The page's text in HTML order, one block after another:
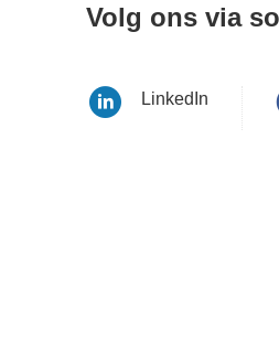
Volg ons via
LinkedIn